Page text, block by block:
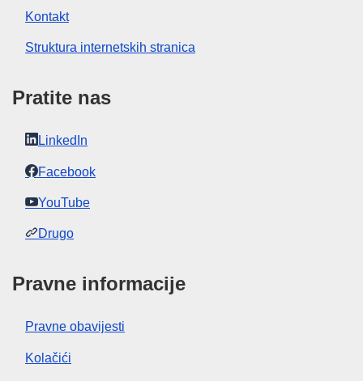
Kontakt
Struktura internetskih stranica
Pratite nas
LinkedIn
Facebook
YouTube
Drugo
Pravne informacije
Pravne obavijesti
Kolačići